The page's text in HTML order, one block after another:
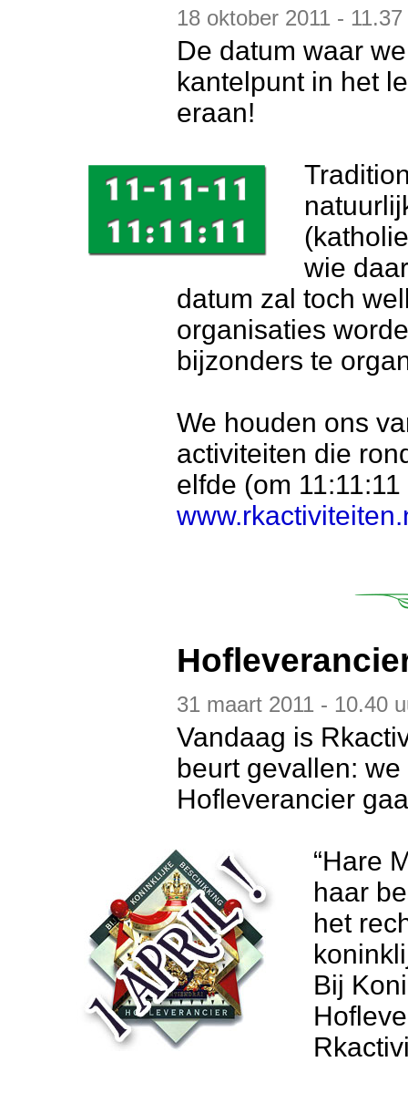
18 oktober 2011 -
De datum waar
kantelpunt in het
eraan!
wie
datum zal toch
organisaties
bijzonders te
We houden ons
activiteiten die
elfde (om
31 maart 2011 - 10.40
Vandaag is
beurt gevallen:
Hofleverancier
“Hare
haar
het
Bij